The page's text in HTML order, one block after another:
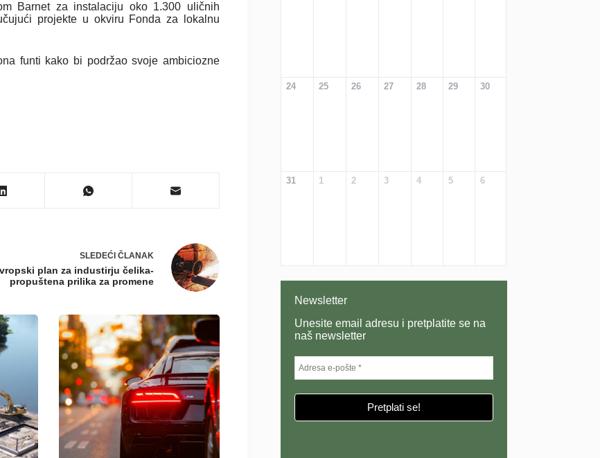
Barnet za instalaciju oko 1.300 uličnih
projekte u okviru Fonda za lokalnu
funti kako bi podržao svoje ambiciozne
SLEDEĆI ČLANAK
plan za industirju čelika-
propuštena prilika za promene
24 25 26 27 28 29 30
31 1 2 3 4 5 6
Newsletter
Unesite email adresu i pretplatite se na
naš newsletter